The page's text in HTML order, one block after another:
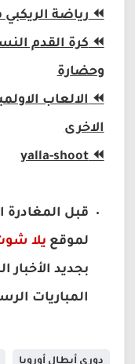
⏪رياضة الريكبي
⏪كرة القدم
وحضارة
⏪الالعاب
الاخرى
⏪
yalla-shoot
قبل المغادرة
لموقع يلا
بجديد الأخبار
المباريات
دوري أبطال أوروبا